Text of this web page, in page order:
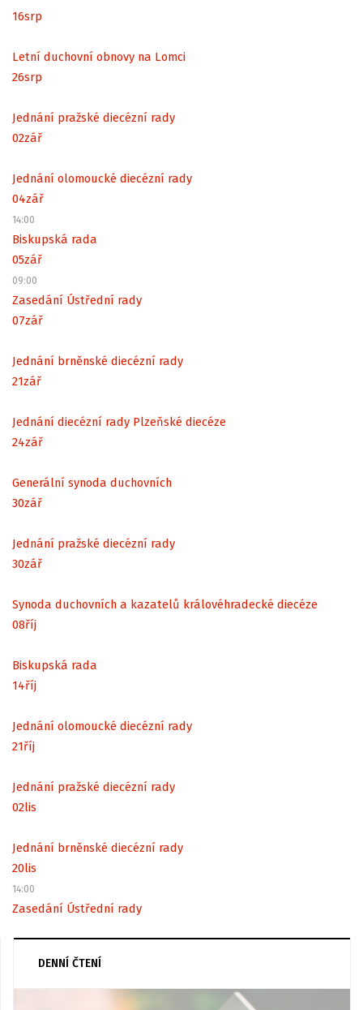
16srp
Letní duchovní obnovy na Lomci
26srp
Jednání pražské diecézní rady
02zář
Jednání olomoucké diecézní rady
04zář
14:00
Biskupská rada
05zář
09:00
Zasedání Ústřední rady
07zář
Jednání brněnské diecézní rady
21zář
Jednání diecézní rady Plzeňské diecéze
24zář
Generální synoda duchovních
30zář
Jednání pražské diecézní rady
30zář
Synoda duchovních a kazatelů královéhradecké diecéze
08říj
Biskupská rada
14říj
Jednání olomoucké diecézní rady
21říj
Jednání pražské diecézní rady
02lis
Jednání brněnské diecézní rady
20lis
14:00
Zasedání Ústřední rady
DENNÍ ČTENÍ